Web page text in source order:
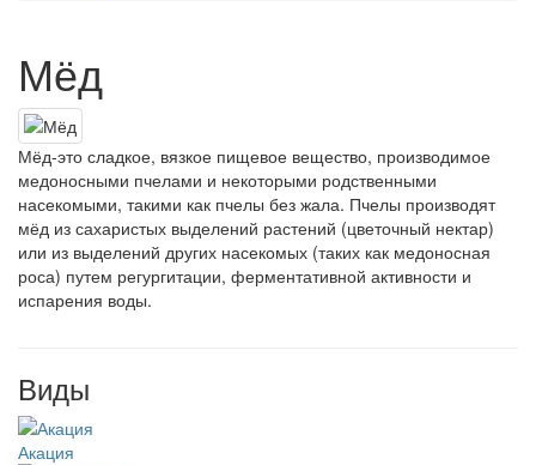
Мёд
Мёд-это сладкое, вязкое пищевое вещество, производимое
медоносными пчелами и некоторыми родственными
насекомыми, такими как пчелы без жала. Пчелы производят
мёд из сахаристых выделений растений (цветочный нектар)
или из выделений других насекомых (таких как медоносная
роса) путем регургитации, ферментативной активности и
испарения воды.
Виды
Акация